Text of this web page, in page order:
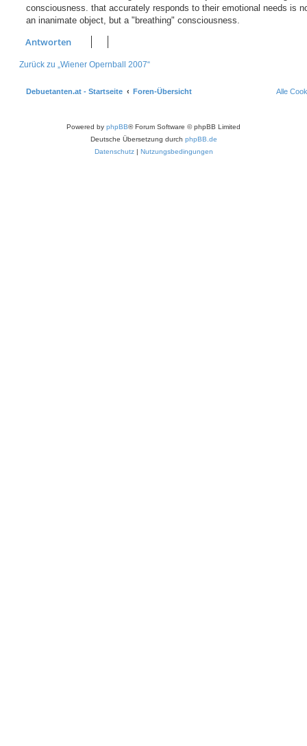
consciousness. that accurately responds to their emotional needs is
an inanimate object, but a "breathing" consciousness.
Antworten
Zurück zu „Wiener Opernball 2007“
Debuetanten.at - Startseite Foren-Übersicht Alle
Powered by phpBB® Forum Software © phpBB Limited
Deutsche Übersetzung durch phpBB.de
Datenschutz| Nutzungsbedingungen